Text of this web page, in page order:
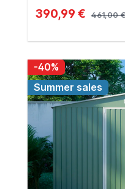
390,99 € 461,00 €
-40%
Summer sales